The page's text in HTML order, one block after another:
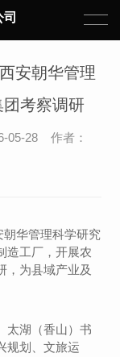
安朝华管理
考察调研
05-28 作者：
华管理科学研究
造工厂，开展农
，为县域产业及
太湖（香山）书
规划、文旅运